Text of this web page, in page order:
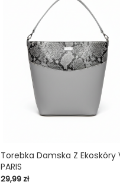
Torebka Damska Z Ekoskóry
PARIS
Cena
29,99 zł
shopping_cart